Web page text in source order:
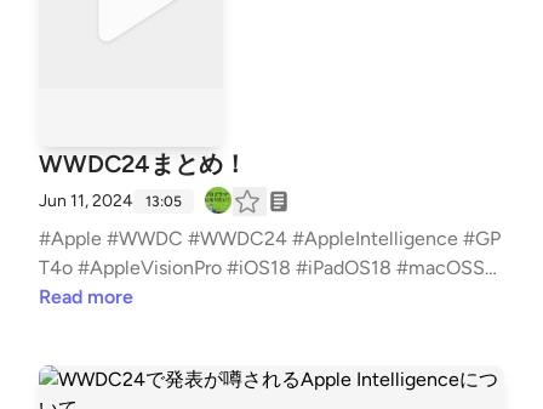
WWDC24まとめ！
Jun 11, 2024 13:05
#Apple #WWDC #WWDC24 #AppleIntelligence #GP
T4o #AppleVisionPro #iOS18 #iPadOS18 #macOSSe
quoia #watchOS11
Read more